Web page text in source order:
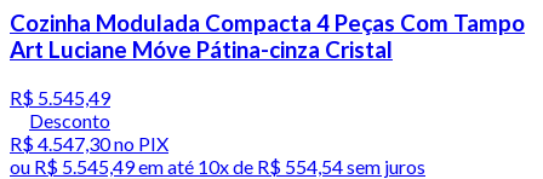
Cozinha Modulada Compacta 4 Peças Com Tampo
Art Luciane Móve Pátina-cinza Cristal
R$ 5.545,49
Desconto
R$ 4.547,30no PIX
ou R$ 5.545,49em até 10x de R$ 554,54 sem juros